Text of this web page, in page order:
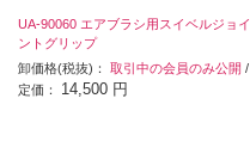
UA-90060 エアブラシ用スイベルジョイ
ントグリップ
卸価格(税抜)： 取引中の会員のみ公開 /
定価： 14,500 円